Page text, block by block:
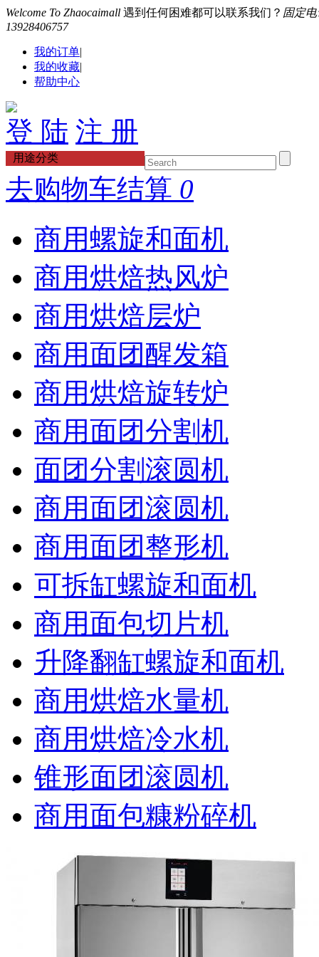
Welcome To Zhaocaimall 遇到任何困难都可以联系我们？ 固定电
13928406757
我的订单|
我的收藏|
帮助中心
登 陆 注 册
用途分类
去购物车结算 0
商用螺旋和面机
商用烘焙热风炉
商用烘焙层炉
商用面团醒发箱
商用烘焙旋转炉
商用面团分割机
面团分割滚圆机
商用面团滚圆机
商用面团整形机
可拆缸螺旋和面机
商用面包切片机
升降翻缸螺旋和面机
商用烘焙水量机
商用烘焙冷水机
锥形面团滚圆机
商用面包糠粉碎机